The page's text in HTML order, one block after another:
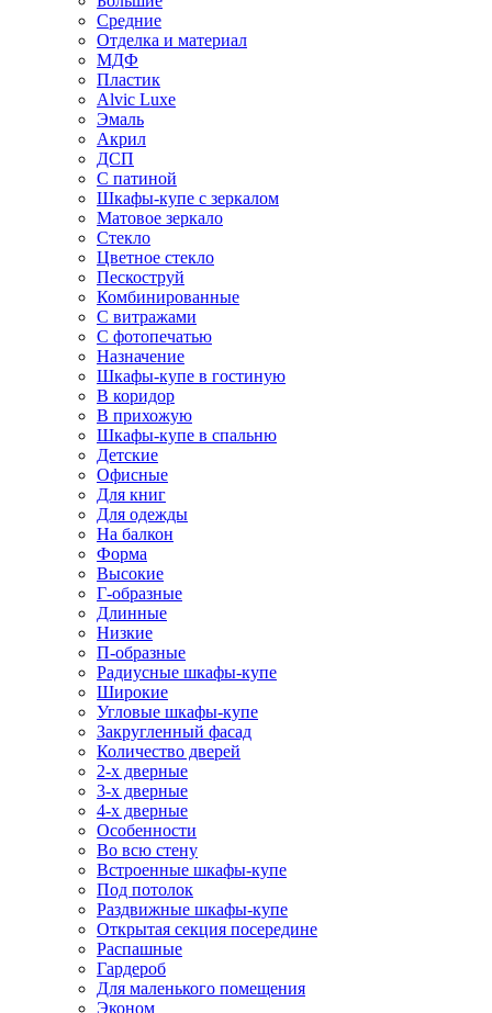
Средние
Отделка и материал
МДФ
Пластик
Alvic Luxe
Эмаль
Акрил
ДСП
С патиной
Шкафы-купе с зеркалом
Матовое зеркало
Стекло
Цветное стекло
Пескоструй
Комбинированные
С витражами
С фотопечатью
Назначение
Шкафы-купе в гостиную
В коридор
В прихожую
Шкафы-купе в спальню
Детские
Офисные
Для книг
Для одежды
На балкон
Форма
Высокие
Г-образные
Длинные
Низкие
П-образные
Радиусные шкафы-купе
Широкие
Угловые шкафы-купе
Закругленный фасад
Количество дверей
2-х дверные
3-х дверные
4-х дверные
Особенности
Во всю стену
Встроенные шкафы-купе
Под потолок
Раздвижные шкафы-купе
Открытая секция посередине
Распашные
Гардероб
Для маленького помещения
Эконом